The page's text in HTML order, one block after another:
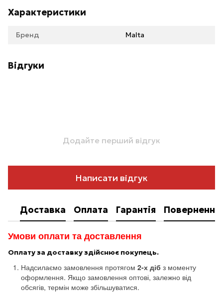
Характеристики
Бренд Malta
Відгуки
Додайте перший відгук
Написати відгук
Доставка Оплата Гарантія Повернення
Умови оплати та доставлення
Оплату за доставку здійснює покупець.
Надсилаємо замовлення протягом 2-х діб з моменту
оформлення. Якщо замовлення оптові, залежно від
обсягів, термін може збільшуватися.